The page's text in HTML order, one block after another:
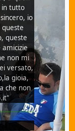
in tutto
io
queste
amicizie
non mi
versato,
gioia,
che non
Next